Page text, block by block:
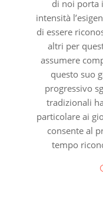
di noi porta
intensità
di essere
altri per
assumere
questo suo
progressivo
tradizionali
particolare ai
consente al
tempo